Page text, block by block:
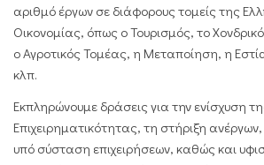
αριθμό έργων σε διάφορους τομείς της
Οικονομίας, όπως ο Τουρισμός, το
ο Αγροτικός Τομέας, η Μεταποίηση, η
κλπ.
Εκπληρώνουμε δράσεις για την ενίσχυση
Επιχειρηματικότητας, τη στήριξη
υπό σύσταση επιχειρήσεων, καθώς και